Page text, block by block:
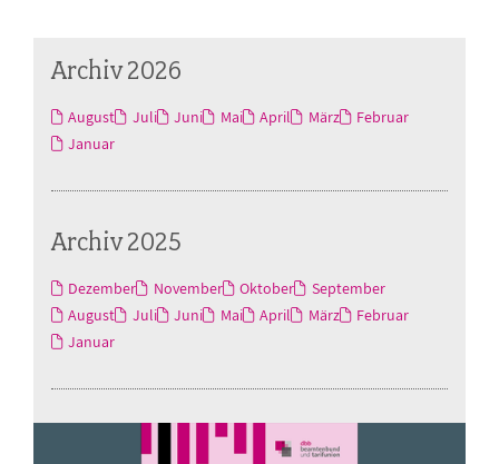
Archiv 2026
August Juli Juni Mai April März
Februar
Januar
Archiv 2025
Dezember November Oktober
September
August
Juli Juni Mai April März
Februar
Januar